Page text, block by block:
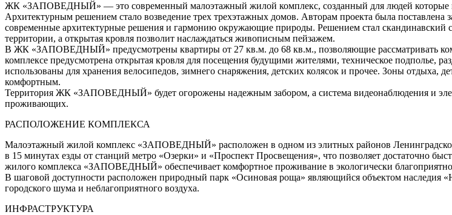
ЖК «ЗАПОВЕДНЫЙ» — это современный малоэтажный жилой комплекс, созданный для людей которые
Архитектурным решением стало возведение трех трехэтажных домов. Авторам проекта была
современные архитектурные решения и гармонию окружающие природы. Решением стал
территории, а открытая кровля позволит наслаждаться живописным пейзажем.
В ЖК «ЗАПОВЕДНЫЙ» предусмотрены квартиры от 27 кв.м. до 68 кв.м., позволяющие рассматривать
комплексе предусмотрена открытая кровля для посещения будущими жителями, техническое подполье,
использованы для хранения велосипедов, зимнего снаряжения, детских колясок и прочее. Зоны отдыха,
комфортным.
Территория ЖК «ЗАПОВЕДНЫЙ» будет огорожены надежным забором, а система видеонаблюдения и
проживающих.
РАСПОЛОЖЕНИЕ КОМПЛЕКСА
Малоэтажный жилой комплекс «ЗАПОВЕДНЫЙ» расположен в одном из элитных районов
в 15 минутах езды от станций метро «Озерки» и «Проспект Просвещения», что позволяет достаточно
жилого комплекса «ЗАПОВЕДНЫЙ» обеспечивает комфортное проживание в экологически
В шаговой доступности расположен природный парк «Осиновая роща» являющийся объектом
городского шума и неблагоприятного воздуха.
ИНФРАСТРУКТУРА